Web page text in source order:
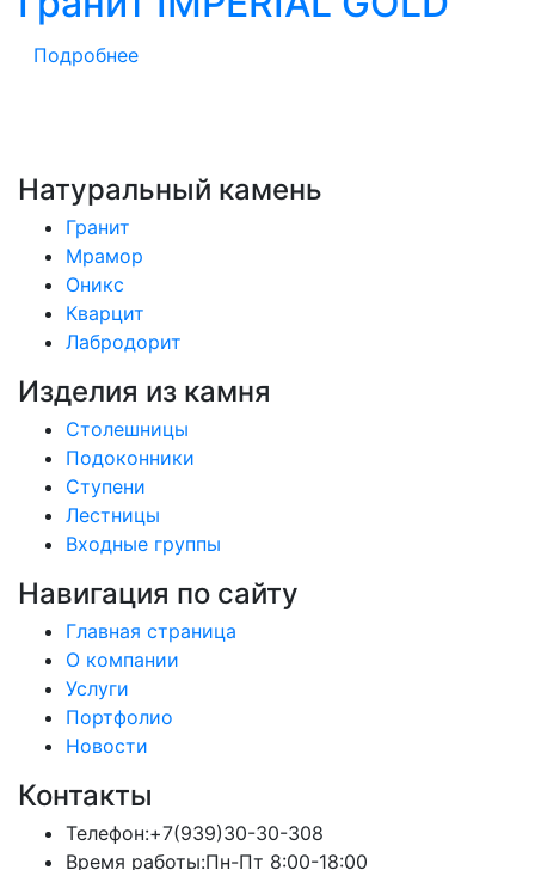
Подробнее
Натуральный камень
Гранит
Мрамор
Оникс
Кварцит
Лабродорит
Изделия из камня
Столешницы
Подоконники
Ступени
Лестницы
Входные группы
Навигация по сайту
Главная страница
О компании
Услуги
Портфолио
Новости
Контакты
Телефон:+7(939)30-30-308
Время работы:Пн-Пт 8:00-18:00